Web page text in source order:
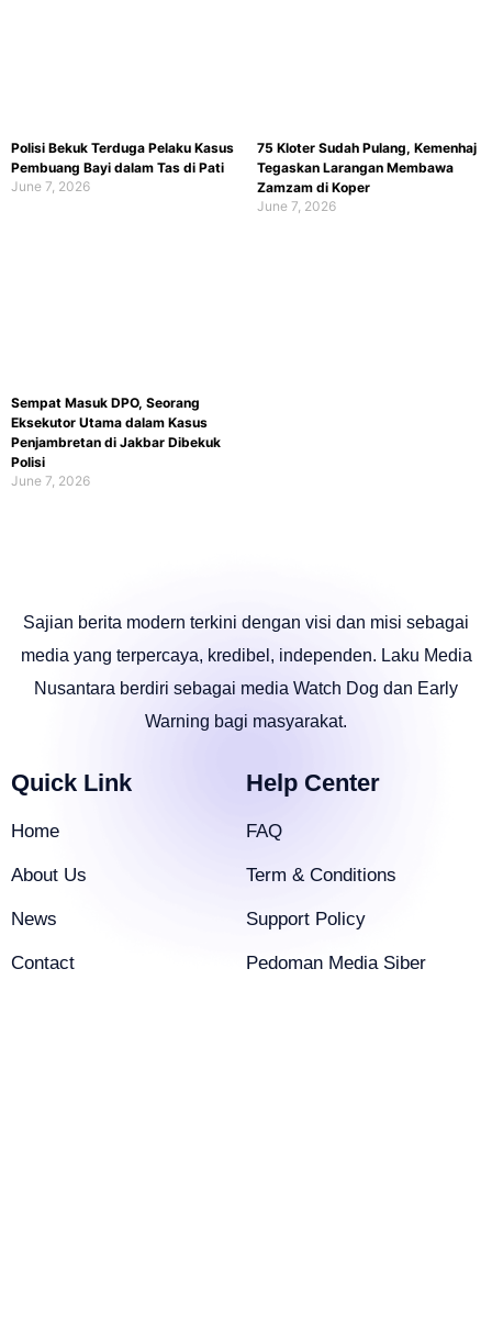
Polisi Bekuk Terduga Pelaku Kasus
Pembuang Bayi dalam Tas di Pati
June 7, 2026
75 Kloter Sudah Pulang, Kemenhaj
Tegaskan Larangan Membawa
Zamzam di Koper
June 7, 2026
Sempat Masuk DPO, Seorang
Eksekutor Utama dalam Kasus
Penjambretan di Jakbar Dibekuk
Polisi
June 7, 2026
Sajian berita modern terkini dengan visi dan misi sebagai
media yang terpercaya, kredibel, independen. Laku Media
Nusantara berdiri sebagai media Watch Dog dan Early
Warning bagi masyarakat.
Quick Link
Home
About Us
News
Contact
Help Center
FAQ
Term & Conditions
Support Policy
Pedoman Media Siber